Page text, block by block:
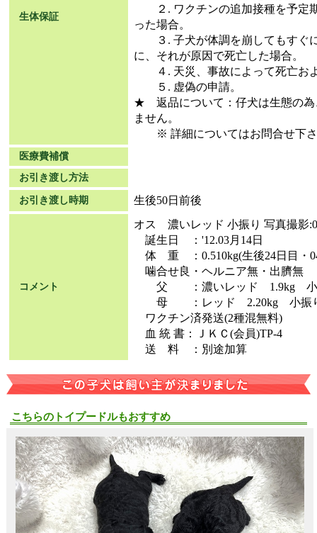
生体保証
２. ワクチンの追加接種を予定
った場合。
３. 子犬が体調を崩してもすぐ
に、それが原因で死亡した場合。
４. 天災、事故によって死亡お
５. 虚偽の申請。
★ 返品について：仔犬は生態の為
ません。
※ 詳細についてはお問合せ下
医療費補償
お引き渡し方法
お引き渡し時期 生後50日前後
コメント
オス 濃いレッド 小振り 写真撮影
誕生日 ：'12.03月14日
体 重 ：0.510kg(生後24日目・
噛合せ良・ヘルニア無・出臍無
父 ：濃いレッド 1.9kg 小
母 ：レッド 2.20kg 小振
ワクチン済発送(2種混無料)
血 統 書：ＪＫＣ(会員)TP-4
送 料 ：別途加算
こちらのトイプードルもおすすめ